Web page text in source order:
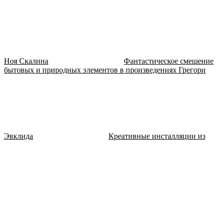
Ноя Скалина
Фантастическое смешение
бытовых и природных элементов в произведениях Грегори
Эвклида Креативные инсталляции из